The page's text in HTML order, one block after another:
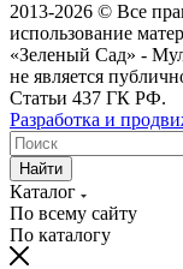
2013-2026 © Все
использование
«Зеленый Сад» -
не является
Статьи 437 ГК РФ.
Разработка и
Найти
Каталог
По всему сайту
По каталогу